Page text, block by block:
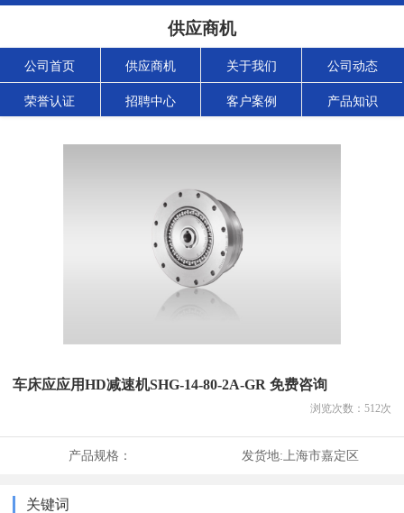
供应商机
公司首页 供应商机 关于我们 公司动态
荣誉认证 招聘中心 客户案例 产品知识
车床应应用HD减速机SHG-14-80-2A-GR 免费咨询
浏览次数： 512次
产品规格： 发货地: 上海市嘉定区
关键词